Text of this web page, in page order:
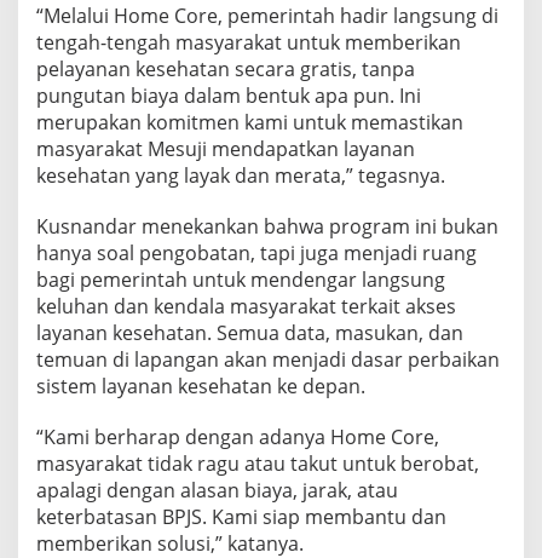
“Melalui Home Core, pemerintah hadir langsung di
tengah-tengah masyarakat untuk memberikan
pelayanan kesehatan secara gratis, tanpa
pungutan biaya dalam bentuk apa pun. Ini
merupakan komitmen kami untuk memastikan
masyarakat Mesuji mendapatkan layanan
kesehatan yang layak dan merata,” tegasnya.
Kusnandar menekankan bahwa program ini bukan
hanya soal pengobatan, tapi juga menjadi ruang
bagi pemerintah untuk mendengar langsung
keluhan dan kendala masyarakat terkait akses
layanan kesehatan. Semua data, masukan, dan
temuan di lapangan akan menjadi dasar perbaikan
sistem layanan kesehatan ke depan.
“Kami berharap dengan adanya Home Core,
masyarakat tidak ragu atau takut untuk berobat,
apalagi dengan alasan biaya, jarak, atau
keterbatasan BPJS. Kami siap membantu dan
memberikan solusi,” katanya.